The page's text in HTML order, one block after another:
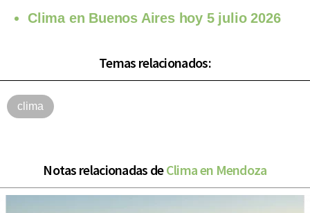
Clima en Buenos Aires hoy 5 julio 2026
Temas relacionados:
clima
Notas relacionadas deClima en Mendoza